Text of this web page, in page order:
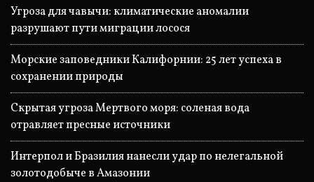
Угроза для чавычи: климатические аномалии
разрушают пути миграции лосося
Морские заповедники Калифорнии: 25 лет успеха в
сохранении природы
Скрытая угроза Мертвого моря: соленая вода
отравляет пресные источники
Интерпол и Бразилия нанесли удар по нелегальной
золотодобыче в Амазонии